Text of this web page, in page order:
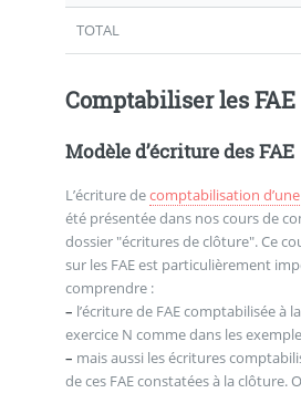
TOTAL
Comptabiliser les FAE
Modèle d’écriture des FAE
L’écriture decomptabilisation
été présentée dans nos cours de
dossier "écritures de clôture". Ce
sur les FAE est particulièrement
comprendre :
– l’écriture de FAE comptabilisée à
exercice N comme dans les
– mais aussi les écritures
de ces FAE constatées à la clôture.